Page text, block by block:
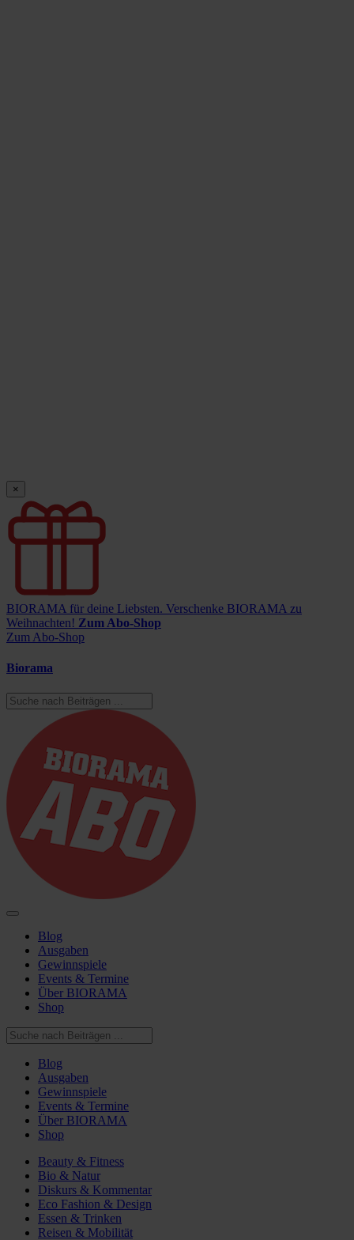
×
BIORAMA für deine Liebsten. Verschenke BIORAMA zu
Weihnachten! Zum Abo-Shop
Zum Abo-Shop
Biorama
Blog
Ausgaben
Gewinnspiele
Events & Termine
Über BIORAMA
Shop
Blog
Ausgaben
Gewinnspiele
Events & Termine
Über BIORAMA
Shop
Beauty & Fitness
Bio & Natur
Diskurs & Kommentar
Eco Fashion & Design
Essen & Trinken
Reisen & Mobilität